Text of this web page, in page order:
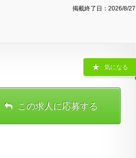
掲載終了日： 2026/8/27
気になる
この求人に応募する